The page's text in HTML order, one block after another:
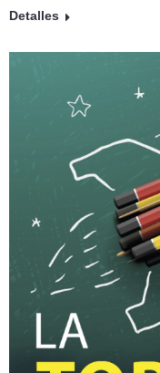
Detalles